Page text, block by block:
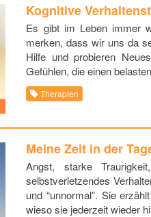
Kognitive
Es gibt im Leben immer
merken, dass wir uns da
Hilfe und probieren
Gefühlen, die einen
Therapien
Meine Zeit in der
Angst, starke
selbstverletzendes
und “unnormal”. Sie
wieso sie jederzeit wieder